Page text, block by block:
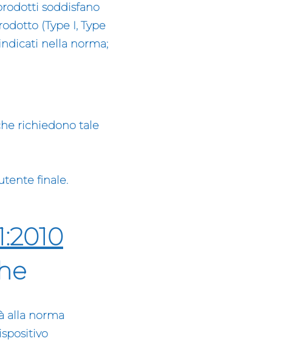
soddisfano
(Type I, Type
nella norma;
richiedono tale
finale.
alla norma